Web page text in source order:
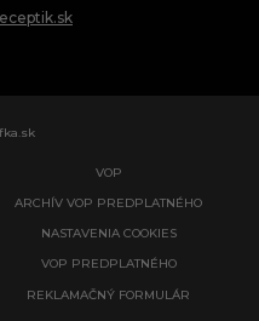
VOP
ARCHÍV VOP PREDPLATNÉHO
NASTAVENIA COOKIES
VOP PREDPLATNÉHO
REKLAMAČNÝ FORMULÁR